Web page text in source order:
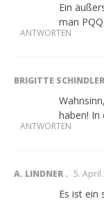
Ein
man
ANTWORTEN
BRIGITTE SCHINDLER
haben! In
ANTWORTEN
A. LINDNER 5. April
Es ist ein